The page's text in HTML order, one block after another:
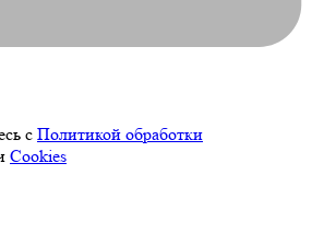
с Политикой обработки
Cookies